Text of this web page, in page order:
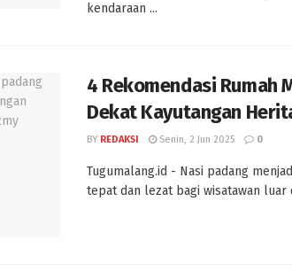
kendaraan ...
4 Rekomendasi Rumah
Dekat Kayutangan
BY REDAKSI Senin, 2 Jun 2025 0
Tugumalang.id - Nasi padang
tepat dan lezat bagi wisatawan luar